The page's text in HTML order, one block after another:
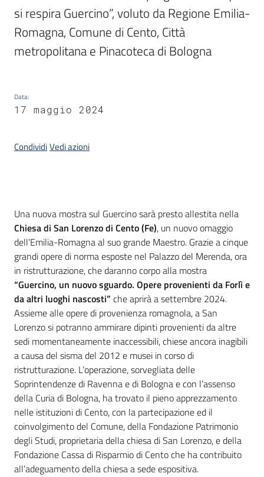
Progetti
Giuseppe
Guglielmi
si respira Guercino”, voluto da Regione Emilia-
Romagna, Comune di Cento, Città
metropolitana e Pinacoteca di Bologna
Data:
17 maggio 2024
CondividiVedi azioni
Introduzione
Una nuova mostra sul Guercino sarà presto allestita nella
Chiesa di San Lorenzo di Cento (Fe), un nuovo omaggio
dell’Emilia-Romagna al suo grande Maestro. Grazie a cinque
grandi opere di norma esposte nel Palazzo del Merenda, ora
in ristrutturazione, che daranno corpo alla mostra
“Guercino, un nuovo sguardo. Opere provenienti da Forlì e
da altri luoghi nascosti” che aprirà a settembre 2024.
Assieme alle opere di provenienza romagnola, a San
Lorenzo si potranno ammirare dipinti provenienti da altre
sedi momentaneamente inaccessibili, chiese ancora inagibili
a causa del sisma del 2012 e musei in corso di
ristrutturazione. L’operazione, sorvegliata delle
Soprintendenze di Ravenna e di Bologna e con l’assenso
della Curia di Bologna, ha trovato il pieno apprezzamento
nelle istituzioni di Cento, con la partecipazione ed il
coinvolgimento del Comune, della Fondazione Patrimonio
degli Studi, proprietaria della chiesa di San Lorenzo, e della
Fondazione Cassa di Risparmio di Cento che ha contribuito
all’adeguamento della chiesa a sede espositiva.